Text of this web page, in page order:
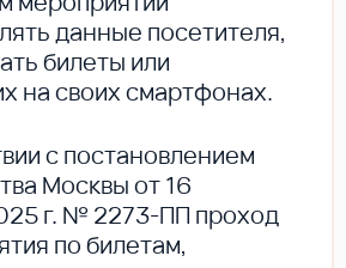
данные посетителя,
билеты или
на своих смартфонах.
с постановлением
Москвы от 16
г. № 2273-ПП проход
по билетам,